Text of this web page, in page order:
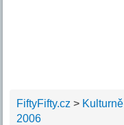
FiftyFifty.cz > Kulturně
2006